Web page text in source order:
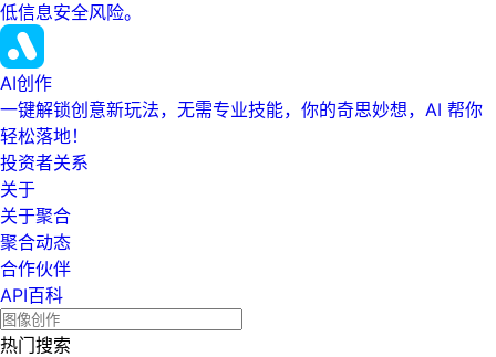
低信息安全风险。
AI创作
一键解锁创意新玩法，无需专业技能，你的奇思妙想，AI 帮你
轻松落地！
投资者关系
关于
关于聚合
聚合动态
合作伙伴
API百科
热门搜索